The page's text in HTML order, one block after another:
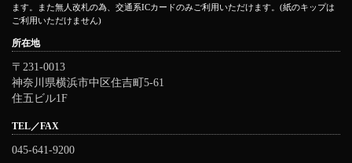
ます。また無人改札の為、交通系ICカードのみご利用いただけます。(紙のキップは
ご利用いただけません)
所在地
〒231-0013
神奈川県横浜市中区住吉町5-61
住五ビル1F
TEL／FAX
045-641-9200